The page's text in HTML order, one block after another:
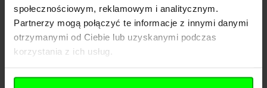
społecznościowym, reklamowym i analitycznym.
Partnerzy mogą połączyć te informacje z innymi danymi
otrzymanymi od Ciebie lub uzyskanymi podczas
korzystania z ich usług.
Pliki do pobrania